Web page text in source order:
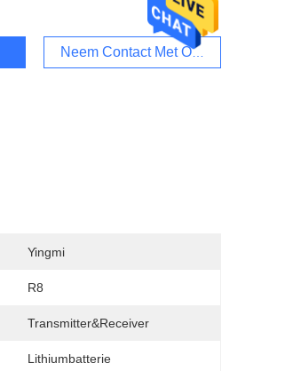
Neem Contact Met Ons Op
Yingmi
R8
Transmitter&Receiver
Lithiumbatterie